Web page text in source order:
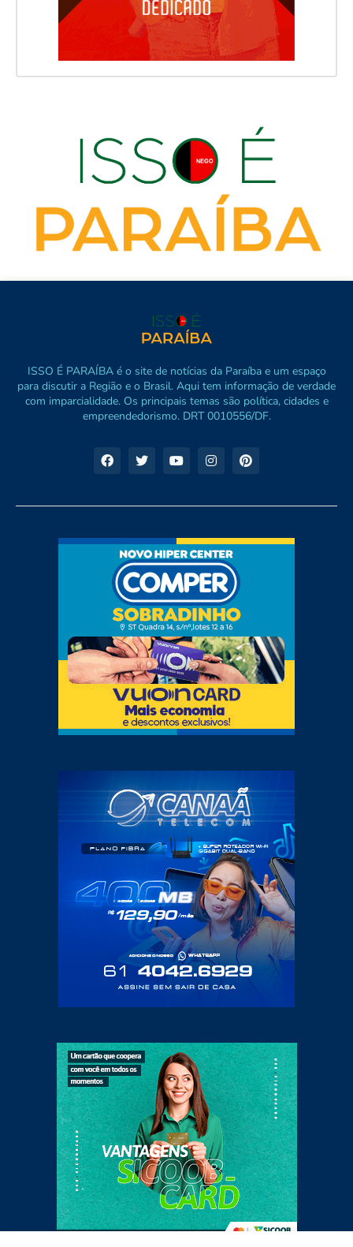
ISSO É PARAÍBA é o site de notícias da Paraíba e um espaço
para discutir a Região e o Brasil. Aqui tem informação de verdade
com imparcialidade. Os principais temas são política, cidades e
empreendedorismo. DRT 0010556/DF.